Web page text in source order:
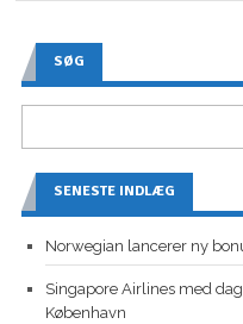
SØG
SENESTE INDLÆG
Norwegian lancerer ny
Singapore Airlines med
København